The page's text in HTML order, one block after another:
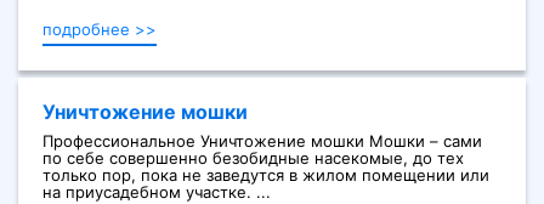
подробнее >>
Уничтожение мошки
Профессиональное Уничтожение мошки Мошки – сами
по себе совершенно безобидные насекомые, до тех
только пор, пока не заведутся в жилом помещении или
на приусадебном участке. ...